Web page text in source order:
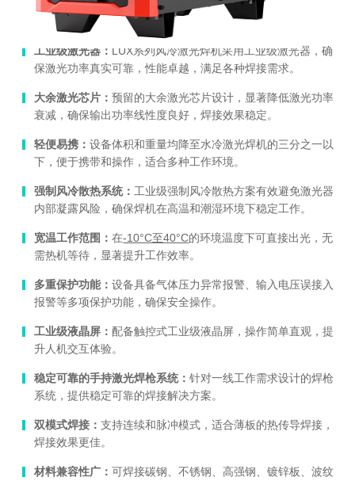
工业级激光器： LUX系列风冷激光焊机采用工业级激光器，确
保激光功率真实可靠，性能卓越，满足各种焊接需求。
大余激光芯片：预留的大余激光芯片设计，显著降低激光功率
衰减，确保输出功率线性度良好，焊接效果稳定。
轻便易携：设备体积和重量均降至水冷激光焊机的三分之一以
下，便于携带和操作，适合多种工作环境。
强制风冷散热系统： 工业级强制风冷散热方案有效避免激光器
内部凝露风险，确保焊机在高温和潮湿环境下稳定工作。
宽温工作范围：在-10°C至40°C的环境温度下可直接出光，无
需热机等待，显著提升工作效率。
多重保护功能：设备具备气体压力异常报警、输入电压误接入
报警等多项保护功能，确保安全操作。
工业级液晶屏：配备触控式工业级液晶屏，操作简单直观，提
升人机交互体验。
稳定可靠的手持激光焊枪系统：针对一线工作需求设计的焊枪
系统，提供稳定可靠的焊接解决方案。
双模式焊接：支持连续和脉冲模式，适合薄板的热传导焊接，
焊接效果更佳。
材料兼容性广：可焊接碳钢、不锈钢、高强钢、镀锌板、波纹